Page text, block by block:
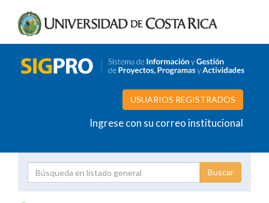
USUARIOS REGISTRADOS
Ingrese con su correo institucional